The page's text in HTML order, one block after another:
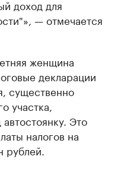
доход для
— отмечается
женщина
декларации
существенно
участка,
Это
налогов на